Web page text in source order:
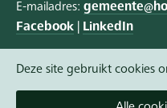
E-mailadres:
Facebook
LinkedIn
Deze site gebruikt cookies